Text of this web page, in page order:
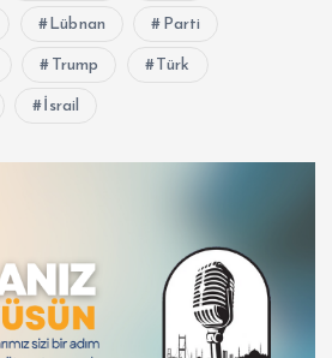
Lübnan Parti
Trump Türk
İsrail